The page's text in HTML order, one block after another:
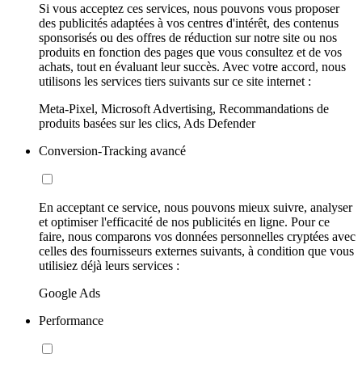
Si vous acceptez ces services, nous pouvons vous proposer
des publicités adaptées à vos centres d'intérêt, des contenus
sponsorisés ou des offres de réduction sur notre site ou nos
produits en fonction des pages que vous consultez et de vos
achats, tout en évaluant leur succès. Avec votre accord, nous
utilisons les services tiers suivants sur ce site internet :
Meta-Pixel, Microsoft Advertising, Recommandations de
produits basées sur les clics, Ads Defender
Conversion-Tracking avancé
En acceptant ce service, nous pouvons mieux suivre, analyser
et optimiser l'efficacité de nos publicités en ligne. Pour ce
faire, nous comparons vos données personnelles cryptées avec
celles des fournisseurs externes suivants, à condition que vous
utilisiez déjà leurs services :
Google Ads
Performance